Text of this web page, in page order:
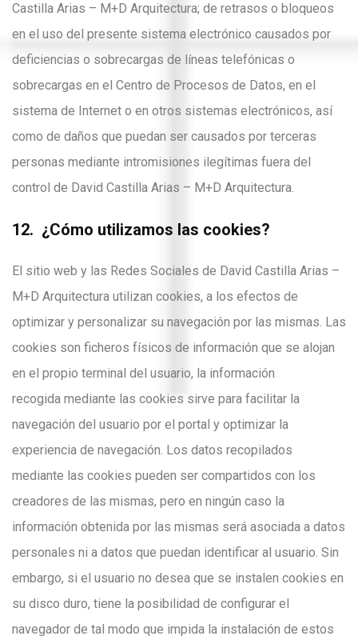
Castilla Arias – M+D Arquitectura; de retrasos o bloqueos
en el uso del presente sistema electrónico causados por
deficiencias o sobrecargas de líneas telefónicas o
sobrecargas en el Centro de Procesos de Datos, en el
sistema de Internet o en otros sistemas electrónicos, así
como de daños que puedan ser causados por terceras
personas mediante intromisiones ilegítimas fuera del
control de David Castilla Arias – M+D Arquitectura.
12. ¿Cómo utilizamos las cookies?
El sitio web y las Redes Sociales de David Castilla Arias –
M+D Arquitectura utilizan cookies, a los efectos de
optimizar y personalizar su navegación por las mismas. Las
cookies son ficheros físicos de información que se alojan
en el propio terminal del usuario, la información
recogida mediante las cookies sirve para facilitar la
navegación del usuario por el portal y optimizar la
experiencia de navegación. Los datos recopilados
mediante las cookies pueden ser compartidos con los
creadores de las mismas, pero en ningún caso la
información obtenida por las mismas será asociada a datos
personales ni a datos que puedan identificar al usuario. Sin
embargo, si el usuario no desea que se instalen cookies en
su disco duro, tiene la posibilidad de configurar el
navegador de tal modo que impida la instalación de estos